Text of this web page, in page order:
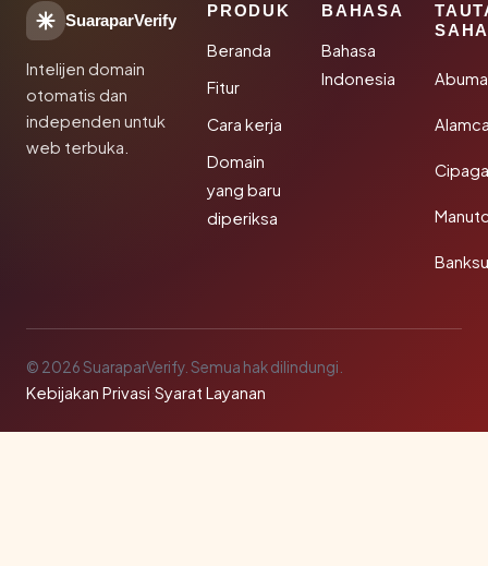
SuaraparVerify
Intelijen domain
otomatis dan
independen untuk
web terbuka.
PRODUK
Beranda
Fitur
Cara kerja
Domain
yang baru
diperiksa
BAHASA
Bahasa
Indonesia
© 2026 SuaraparVerify. Semua hak dilindungi.
Kebijakan Privasi·Syarat Layanan